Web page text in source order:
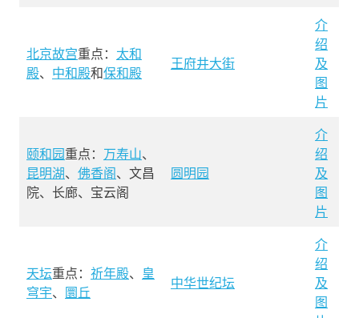
北京故宫重点： 太和
殿、 中和殿和保和殿
王府井大街
介
绍
及
图
片
颐和园重点： 万寿山、
昆明湖、 佛香阁、文昌
院、长廊、宝云阁
圆明园
介
绍
及
图
片
天坛重点： 祈年殿、 皇
穹宇、 圜丘
中华世纪坛
介
绍
及
图